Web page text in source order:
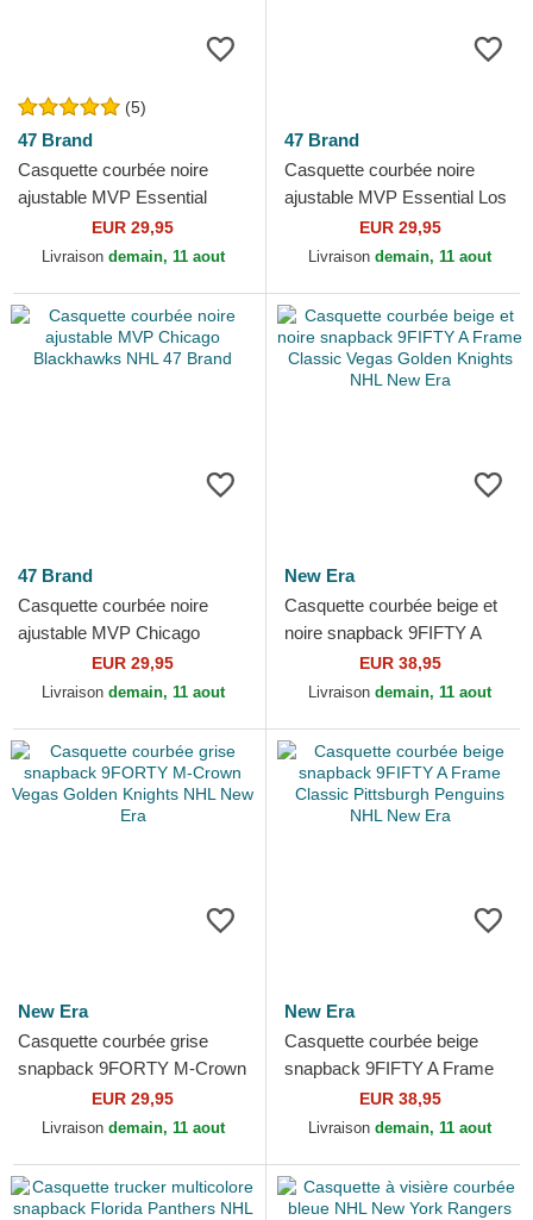
(5)
47 Brand
Casquette courbée noire
ajustable MVP Essential
Anaheim Ducks NHL 47
Brand
EUR 29,95
Livraison demain, 11 aout
47 Brand
Casquette courbée noire
ajustable MVP Essential Los
Angeles Kings NHL 47 Brand
EUR 29,95
Livraison demain, 11 aout
47 Brand
Casquette courbée noire
ajustable MVP Chicago
Blackhawks NHL 47 Brand
EUR 29,95
Livraison demain, 11 aout
New Era
Casquette courbée beige et
noire snapback 9FIFTY A
Frame Classic Vegas Golden
Knights NHL New Era
EUR 38,95
Livraison demain, 11 aout
New Era
Casquette courbée grise
snapback 9FORTY M-Crown
Vegas Golden Knights NHL
New Era
EUR 29,95
Livraison demain, 11 aout
New Era
Casquette courbée beige
snapback 9FIFTY A Frame
Classic Pittsburgh Penguins
NHL New Era
EUR 38,95
Livraison demain, 11 aout